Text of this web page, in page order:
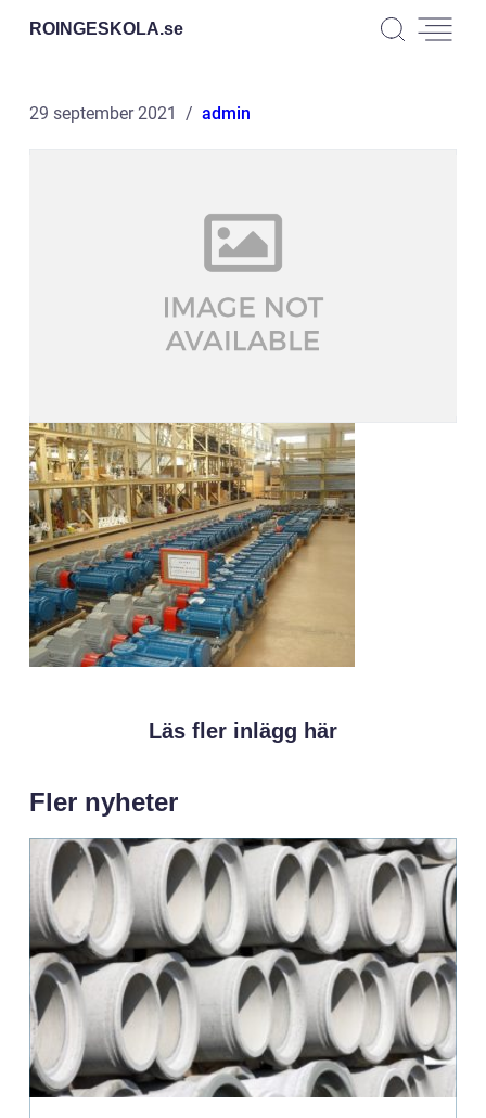
ROINGESKOLA.se
29 september 2021 admin
Läs fler inlägg här
Fler nyheter